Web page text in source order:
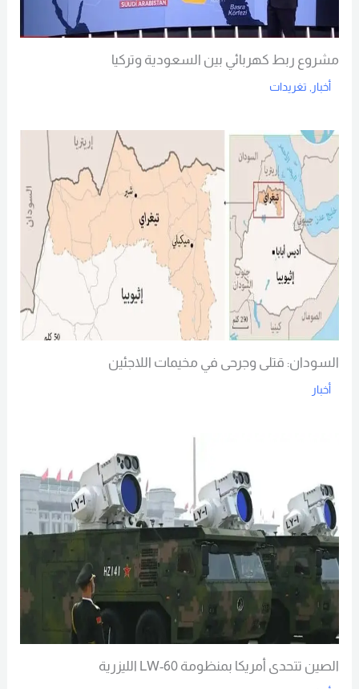
مشروع ربط كهربائي بين السعودية وتركيا
أخبار تغريدات
السودان: قتلى وجرحى في مخيمات اللاجئين
أخبار
الصين تتحدى أمريكا بمنظومة LW-60 الليزرية